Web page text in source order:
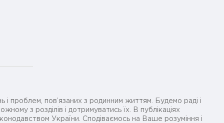
і проблем, пов’язаних з родинним життям. Будемо раді і
з розділів і дотримуватись їх. В публікаціях
України. Сподіваємось на Ваше розуміння і